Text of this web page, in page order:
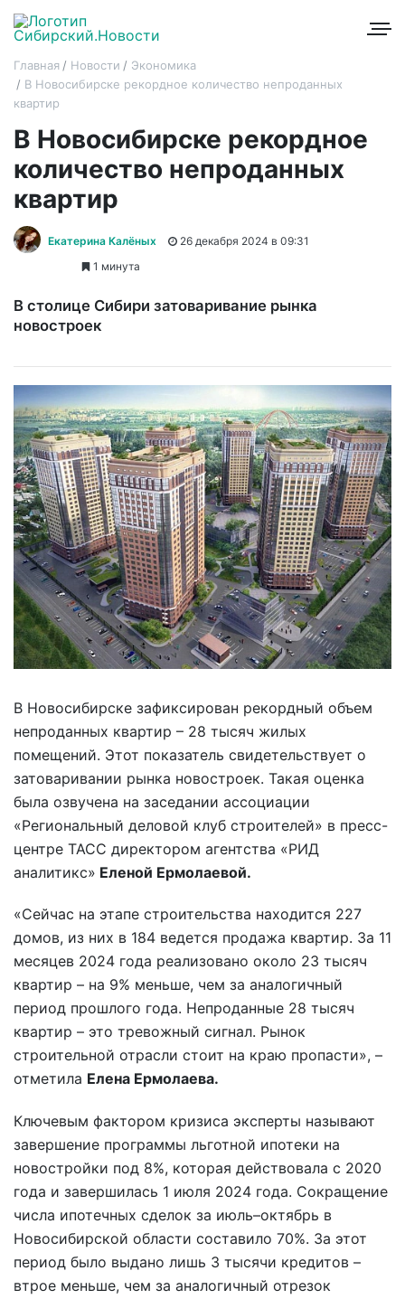
Главная Новости
Экономика
В Новосибирске рекордное количество непроданных
квартир
В Новосибирске рекордное
количество непроданных
квартир
Екатерина Калёных
26 декабря 2024 в 09:31
1 минута
В столице Сибири затоваривание рынка
новостроек
В Новосибирске зафиксирован рекордный объем
непроданных квартир – 28 тысяч жилых
помещений. Этот показатель свидетельствует о
затоваривании рынка новостроек. Такая оценка
была озвучена на заседании ассоциации
«Региональный деловой клуб строителей» в пресс-
центре ТАСС директором агентства «РИД
аналитикс» Еленой Ермолаевой.
«Сейчас на этапе строительства находится 227
домов, из них в 184 ведется продажа квартир. За 11
месяцев 2024 года реализовано около 23 тысяч
квартир – на 9% меньше, чем за аналогичный
период прошлого года. Непроданные 28 тысяч
квартир – это тревожный сигнал. Рынок
строительной отрасли стоит на краю пропасти», –
отметила Елена Ермолаева.
Ключевым фактором кризиса эксперты называют
завершение программы льготной ипотеки на
новостройки под 8%, которая действовала с 2020
года и завершилась 1 июля 2024 года. Сокращение
числа ипотечных сделок за июль–октябрь в
Новосибирской области составило 70%. За этот
период было выдано лишь 3 тысячи кредитов –
втрое меньше, чем за аналогичный отрезок